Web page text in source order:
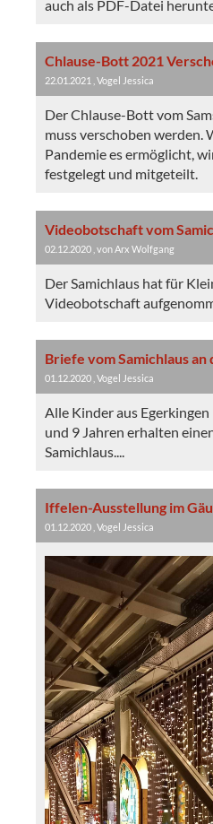
auch als PDF-Datei
Chlause-Bott 2021
22.01.2021 , Vogel Jessica
Der Chlause-Bott vom
muss verschoben werden.
Pandemie es ermöglicht,
festgelegt und mitgeteilt.
Videobotschaft vom
02.12.2020 , von Arx Wolfgang
Der Samichlaus hat für
Videobotschaft
Briefe vom Samichlaus an
01.12.2020 , Vogel Jessica
Alle Kinder aus
und 9 Jahren erhalten
Samichlaus....
Iffelen-Ausstellung im
01.12.2020 , Vogel Jessica